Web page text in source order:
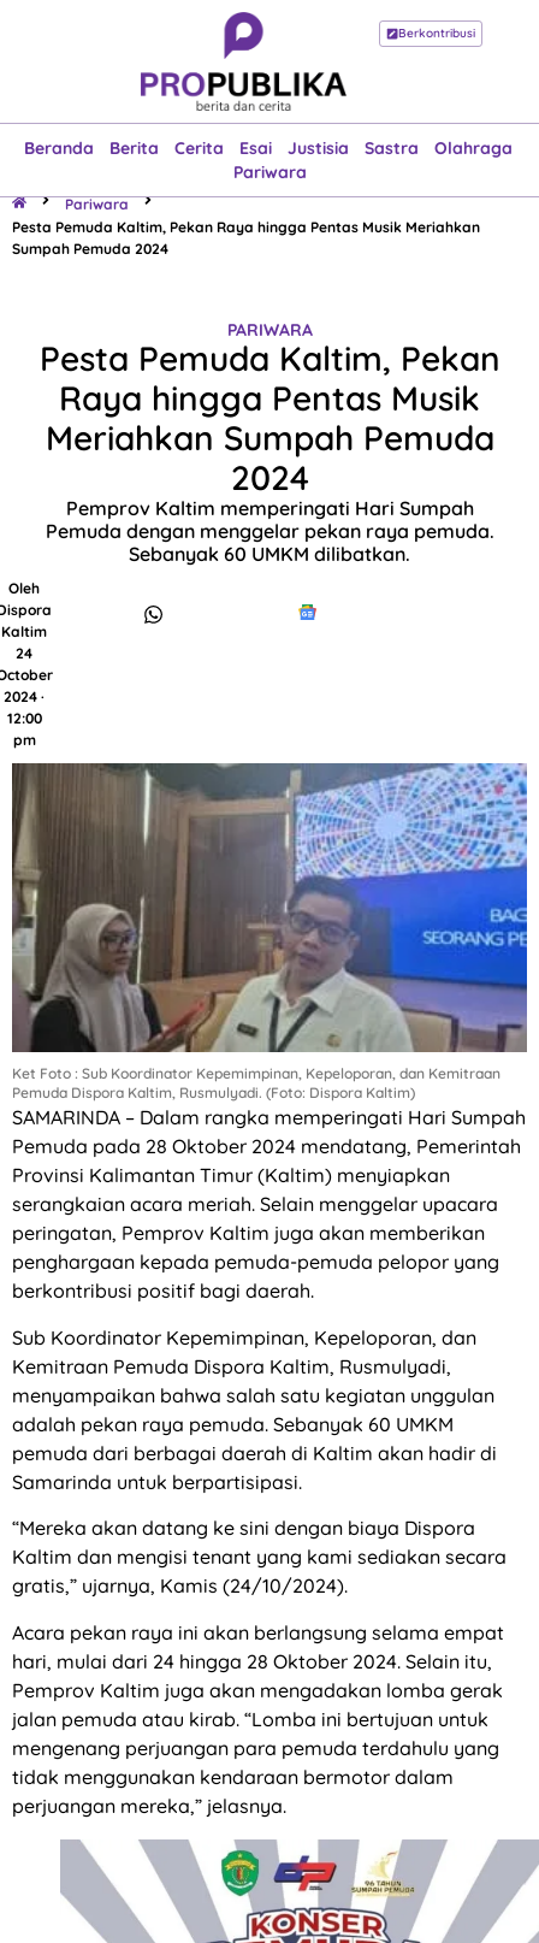
Berkontribusi
Beranda Berita Cerita Esai Justisia Sastra
Olahraga
Pariwara
Beranda
Esai
Justisia
Sastra
Olahraga
Pariwara
Pariwara
Pesta Pemuda Kaltim, Pekan Raya hingga Pentas Musik Meriahkan
Sumpah Pemuda 2024
PARIWARA
Pesta Pemuda Kaltim, Pekan
Raya hingga Pentas Musik
Meriahkan Sumpah Pemuda
2024
Pemprov Kaltim memperingati Hari Sumpah
Pemuda dengan menggelar pekan raya pemuda.
Sebanyak 60 UMKM dilibatkan.
Oleh
Kaltim
24
2024 ·
12:00
pm
Ket Foto : Sub Koordinator Kepemimpinan, Kepeloporan, dan Kemitraan
Pemuda Dispora Kaltim, Rusmulyadi. (Foto: Dispora Kaltim)
SAMARINDA – Dalam rangka memperingati Hari Sumpah
Pemuda pada 28 Oktober 2024 mendatang, Pemerintah
Provinsi Kalimantan Timur (Kaltim) menyiapkan
serangkaian acara meriah. Selain menggelar upacara
peringatan, Pemprov Kaltim juga akan memberikan
penghargaan kepada pemuda-pemuda pelopor yang
berkontribusi positif bagi daerah.
Sub Koordinator Kepemimpinan, Kepeloporan, dan
Kemitraan Pemuda Dispora Kaltim, Rusmulyadi,
menyampaikan bahwa salah satu kegiatan unggulan
adalah pekan raya pemuda. Sebanyak 60 UMKM
pemuda dari berbagai daerah di Kaltim akan hadir di
Samarinda untuk berpartisipasi.
“Mereka akan datang ke sini dengan biaya Dispora
Kaltim dan mengisi tenant yang kami sediakan secara
gratis,” ujarnya, Kamis (24/10/2024).
Acara pekan raya ini akan berlangsung selama empat
hari, mulai dari 24 hingga 28 Oktober 2024. Selain itu,
Pemprov Kaltim juga akan mengadakan lomba gerak
jalan pemuda atau kirab. “Lomba ini bertujuan untuk
mengenang perjuangan para pemuda terdahulu yang
tidak menggunakan kendaraan bermotor dalam
perjuangan mereka,” jelasnya.